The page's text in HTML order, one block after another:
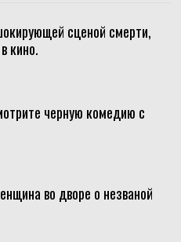
сценой смерти,
кино.
черную комедию с
во дворе о незваной